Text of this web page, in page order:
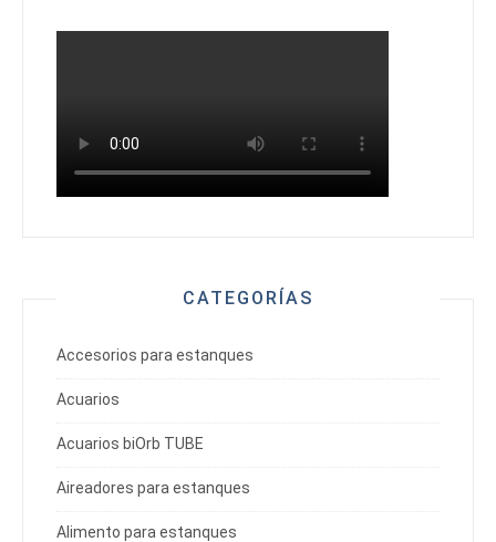
CATEGORÍAS
Accesorios para estanques
Acuarios
Acuarios biOrb TUBE
Aireadores para estanques
Alimento para estanques